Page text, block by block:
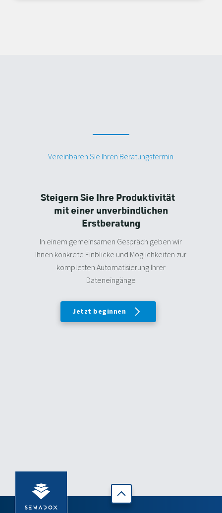
Vereinbaren Sie Ihren Beratungstermin
Steigern Sie Ihre Produktivität
mit einer unverbindlichen
Erstberatung
In einem gemeinsamen Gespräch geben wir
Ihnen konkrete Einblicke und Möglichkeiten zur
kompletten Automatisierung Ihrer
Dateneingänge
Jetzt beginnen